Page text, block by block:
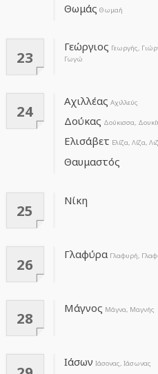
Θωμάς Θωμαή
23
Γεώργιος Γεωργής,
Γωγώ
24
Αχιλλέας Αχιλλεύς
Δούκας Δούκισσα,
Ελισάβετ Ελίζα, Λίζα,
Θαυμαστός
25
Νίκη
26
Γλαφύρα Γλαφυρή,
28
Μάγνος Μάγνα, Μαγνής
Ιάσων Ιάσονας, Ιάσωνας